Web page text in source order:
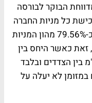
מדווחת הבוקר לבורסה
כל מניות החברה
המוחזקות על ידי אלון דלק והמהוות כ-79.56% מהון המניות
80 מיליון דולר, זאת כאשר היחס בין
בין הצדדים ובלבד
לא יעלה על